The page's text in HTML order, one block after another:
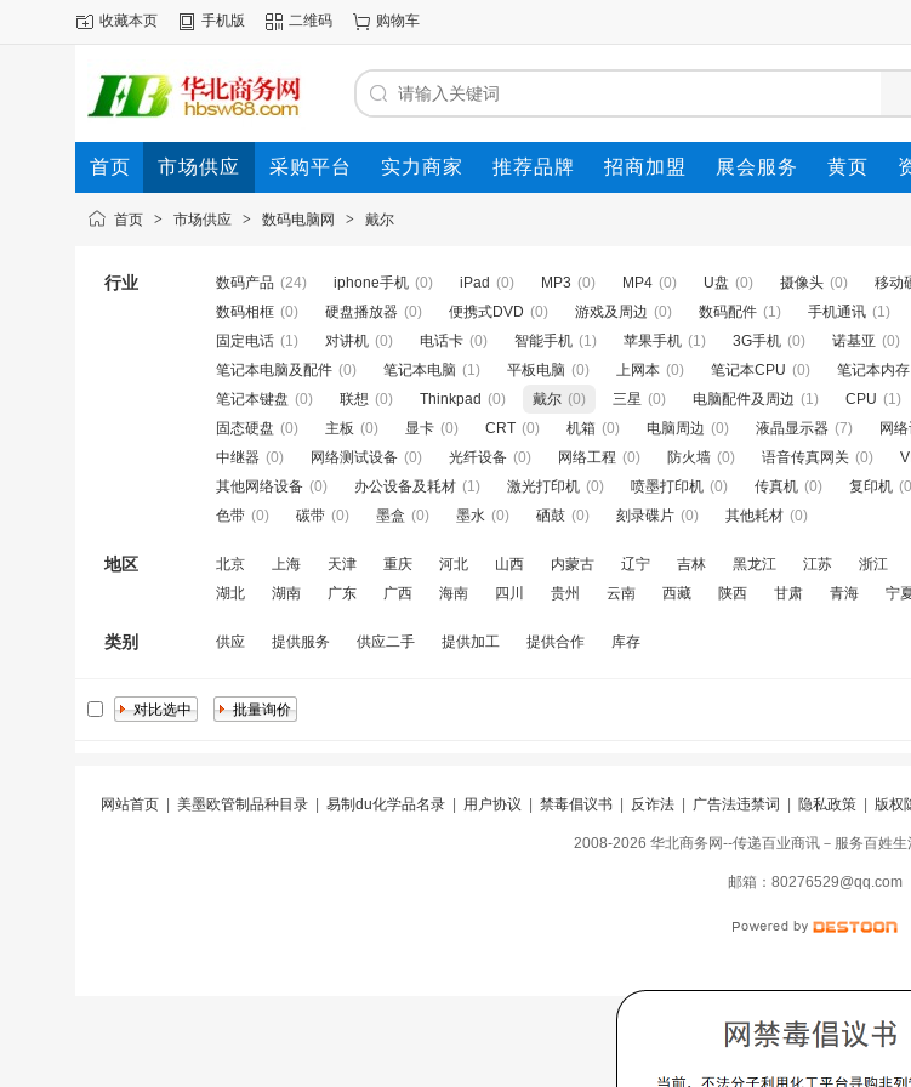
收藏本页 手机版 二维码 购物车
首页 市场供应 采购平台 实力商家 推荐品牌 招商加盟 展会服务 黄页
首页 > 市场供应 > 数码电脑网 > 戴尔
行业 数码产品 (24) iphone手机 (0) iPad (0) MP3 (0) MP4 (0) U盘 (0) 摄像头 (0) 移动
数码相框 (0) 硬盘播放器 (0) 便携式DVD (0) 游戏及周边 (0) 数码配件 (1) 手机通讯 (1)
固定电话 (1) 对讲机 (0) 电话卡 (0) 智能手机 (1) 苹果手机 (1) 3G手机 (0) 诺基亚 (0)
笔记本电脑及配件 (0) 笔记本电脑 (1) 平板电脑 (0) 上网本 (0) 笔记本CPU (0) 笔记本内存
笔记本键盘 (0) 联想 (0) Thinkpad (0) 戴尔 (0) 三星 (0) 电脑配件及周边 (1) CPU (1)
固态硬盘 (0) 主板 (0) 显卡 (0) CRT (0) 机箱 (0) 电脑周边 (0) 液晶显示器 (7) 网
中继器 (0) 网络测试设备 (0) 光纤设备 (0) 网络工程 (0) 防火墙 (0) 语音传真网关 (0)
其他网络设备 (0) 办公设备及耗材 (1) 激光打印机 (0) 喷墨打印机 (0) 传真机 (0) 复印机
色带 (0) 碳带 (0) 墨盒 (0) 墨水 (0) 硒鼓 (0) 刻录碟片 (0) 其他耗材 (0)
地区 北京 上海 天津 重庆 河北 山西 内蒙古 辽宁 吉林 黑龙江 江苏 浙江
湖北
湖南 广东 广西 海南 四川 贵州 云南 西藏 陕西 甘肃 青海 宁
类别 供应 提供服务 供应二手 提供加工 提供合作 库存
网站首页| 美墨欧管制品种目录| 易制du化学品名录| 用户协议 禁毒倡议书| 反诈法| 广告法违禁词 隐私政策| 版权
阅|违规举报|冀ICP备16010583号-5 |冀公网
2008-2026 华北商务网--传递百业商讯－服务百姓
邮箱：80276529@qq.com